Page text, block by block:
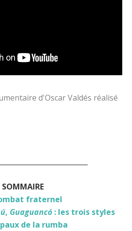
d'Oscar Valdés réalisé
SOMMAIRE
fraternel
, Guaguancó : les trois styles
de la rumba